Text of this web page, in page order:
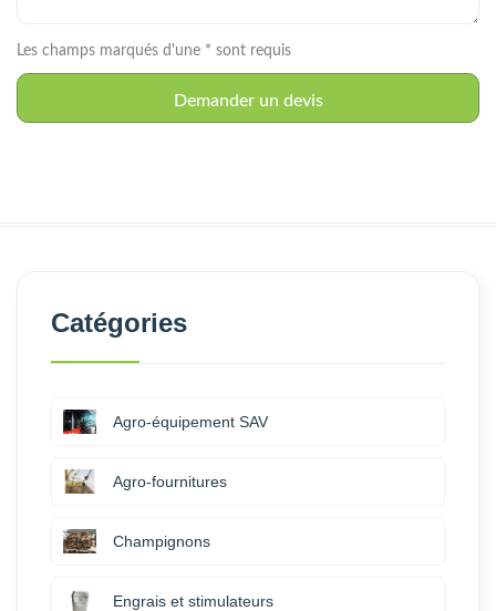
Les champs marqués d'une * sont requis
Catégories
Agro-équipement SAV
Agro-fournitures
Champignons
Engrais et stimulateurs